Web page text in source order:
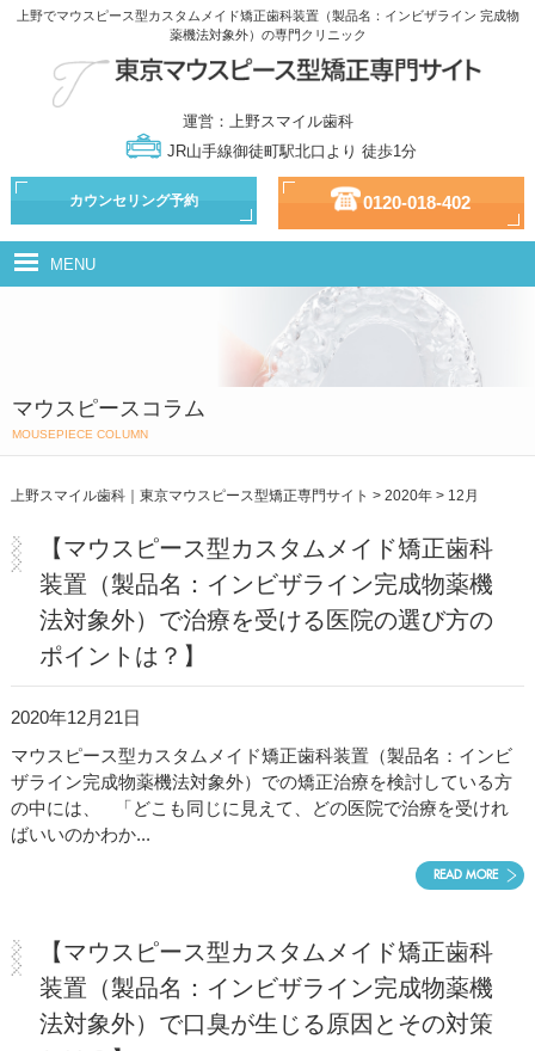
上野でマウスピース型カスタムメイド矯正歯科装置（製品名：インビザライン 完成物
薬機法対象外）の専門クリニック
運営：上野スマイル歯科
JR山手線御徒町駅北口より 徒歩1分
カウンセリング予約 0120-018-402
MENU
マウスピース型カスタムメイド矯正歯科装置（製品名：インビザライン
完成物薬機法対象外）とは
治療の流れ
医院紹介・アクセス
マウスピースコラム
MOUSEPIECE COLUMN
上野スマイル歯科｜東京マウスピース型矯正専門サイト > 2020年> 12月
【マウスピース型カスタムメイド矯正歯科
装置（製品名：インビザライン完成物薬機
法対象外）で治療を受ける医院の選び方の
ポイントは？】
2020年12月21日
マウスピース型カスタムメイド矯正歯科装置（製品名：インビ
ザライン完成物薬機法対象外）での矯正治療を検討している方
の中には、 「どこも同じに見えて、どの医院で治療を受けれ
ばいいのかわか...
READ MORE
【マウスピース型カスタムメイド矯正歯科
装置（製品名：インビザライン完成物薬機
法対象外）で口臭が生じる原因とその対策